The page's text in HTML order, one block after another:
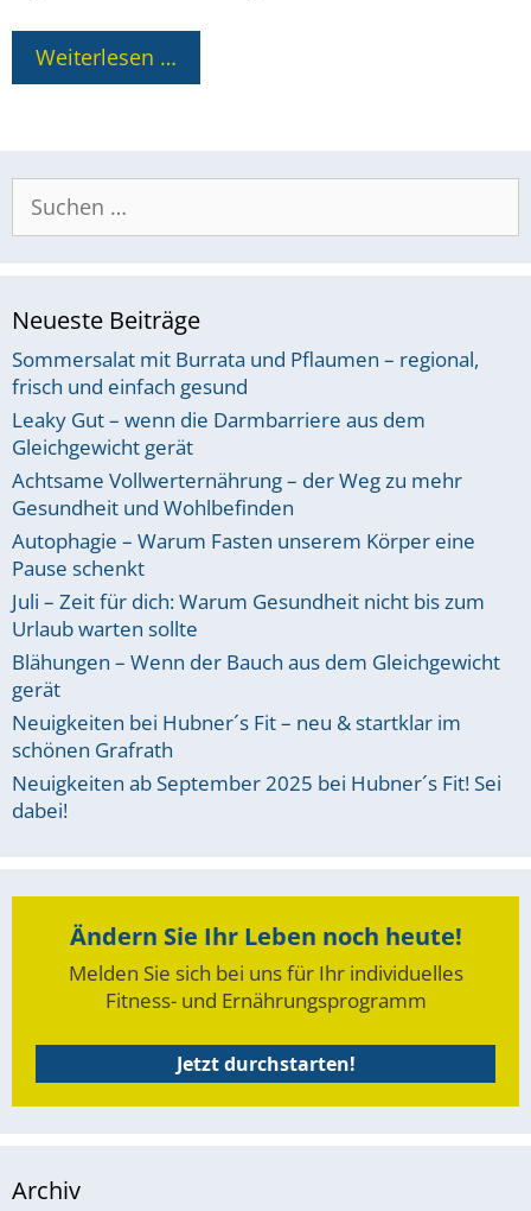
Weiterlesen …
nach:
Neueste Beiträge
Sommersalat mit Burrata und Pflaumen – regional,
frisch und einfach gesund
Leaky Gut – wenn die Darmbarriere aus dem
Gleichgewicht gerät
Achtsame Vollwerternährung – der Weg zu mehr
Gesundheit und Wohlbefinden
Autophagie – Warum Fasten unserem Körper eine
Pause schenkt
Juli – Zeit für dich: Warum Gesundheit nicht bis zum
Urlaub warten sollte
Blähungen – Wenn der Bauch aus dem Gleichgewicht
gerät
Neuigkeiten bei Hubner´s Fit – neu & startklar im
schönen Grafrath
Neuigkeiten ab September 2025 bei Hubner´s Fit! Sei
dabei!
Ändern Sie Ihr Leben noch heute!
Melden Sie sich bei uns für Ihr individuelles
Fitness- und Ernährungsprogramm
Jetzt durchstarten!
Archiv